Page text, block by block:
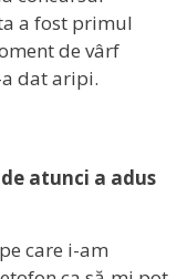
a fost primul
de vârf
dat aripi.
atunci a adus
care i-am